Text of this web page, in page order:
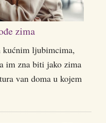
zima
kućnim ljubimcima,
im zna biti jako zima
van doma u kojem